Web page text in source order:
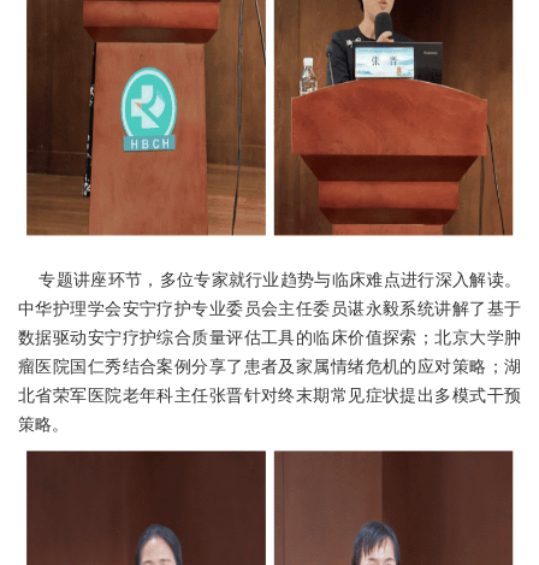
专题讲座环节，多位专家就行业趋势与临床难点进行深入解读。
中华护理学会安宁疗护专业委员会主任委员谌永毅系统讲解了基于
数据驱动安宁疗护综合质量评估工具的临床价值探索；北京大学肿
瘤医院国仁秀结合案例分享了患者及家属情绪危机的应对策略；湖
北省荣军医院老年科主任张晋针对终末期常见症状提出多模式干预
策略。